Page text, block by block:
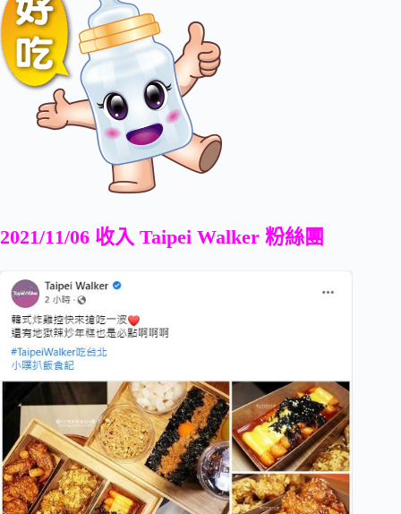
2021/11/06 收入 Taipei Walker 粉絲團